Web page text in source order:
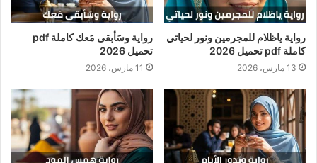
رواية ياظلام للمجرمين ونور لحياتي
كاملة pdf تحميل 2026
13 مارس، 2026
رواية وسَأبقى مَعك كاملة pdf
تحميل 2026
11 مارس، 2026